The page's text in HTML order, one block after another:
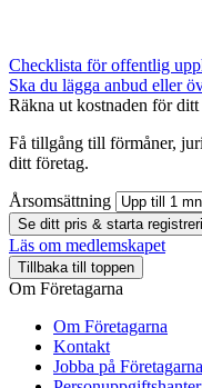
Checklista för offentlig
Ska du lägga anbud eller
Räkna ut kostnaden för
Få tillgång till förmåner,
ditt företag.
Årsomsättning
Se ditt pris & starta
Läs om medlemskapet
Tillbaka till toppen
Om Företagarna
Om Företagarna
Kontakt
Jobba på Företagarna